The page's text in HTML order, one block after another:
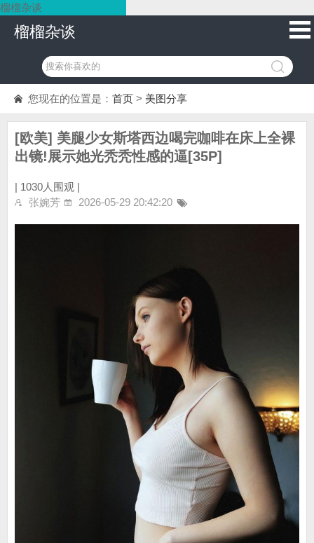
榴榴杂谈
榴榴杂谈
您现在的位置是： 首页 > 美图分享
[欧美] 美腿少女斯塔西边喝完咖啡在床上全裸
出镜!展示她光秃秃性感的逼[35P]
| 1030人围观 |
张婉芳
2026-05-29 20:42:20